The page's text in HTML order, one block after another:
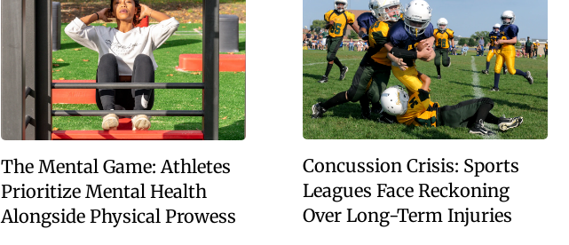
The Mental Game: Athletes
Prioritize Mental Health
Alongside Physical Prowess
Concussion Crisis: Sports
Leagues Face Reckoning
Over Long-Term Injuries